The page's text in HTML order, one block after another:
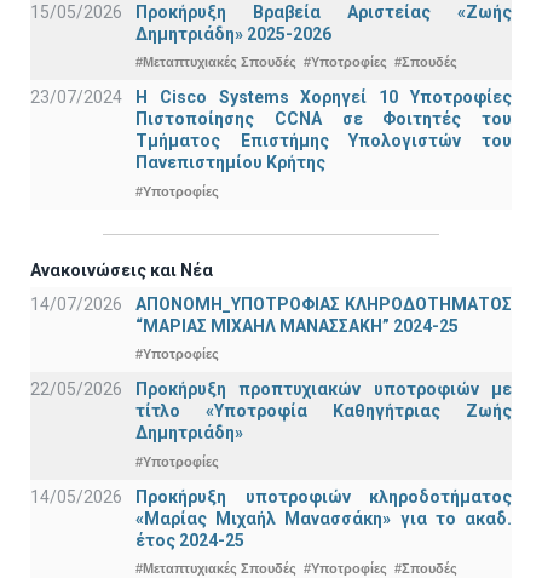
15/05/2026
Προκήρυξη Βραβεία Αριστείας «Ζωής
Δημητριάδη» 2025-2026
#Μεταπτυχιακές Σπουδές #Υποτροφίες #Σπουδές
23/07/2024
Η Cisco Systems Χορηγεί 10 Υποτροφίες
Πιστοποίησης CCNA σε Φοιτητές του
Τμήματος Επιστήμης Υπολογιστών του
Πανεπιστημίου Κρήτης
#Υποτροφίες
Ανακοινώσεις και Νέα
14/07/2026
ΑΠΟΝΟΜΗ_ΥΠΟΤΡΟΦΙΑΣ ΚΛΗΡΟΔΟΤΗΜΑΤΟΣ
“ΜΑΡΙΑΣ ΜΙΧΑΗΛ ΜΑΝΑΣΣΑΚΗ” 2024-25
#Υποτροφίες
22/05/2026
Προκήρυξη προπτυχιακών υποτροφιών με
τίτλο «Υποτροφία Καθηγήτριας Ζωής
Δημητριάδη»
#Υποτροφίες
14/05/2026
Προκήρυξη υποτροφιών κληροδοτήματος
«Μαρίας Μιχαήλ Μανασσάκη» για το ακαδ.
έτος 2024-25
#Μεταπτυχιακές Σπουδές #Υποτροφίες #Σπουδές